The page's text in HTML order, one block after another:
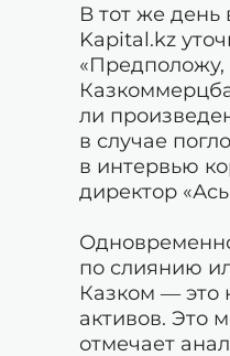
В тот же
Kapital.kz
«Предположу,
ли
в случае
в интервью
директор
по слиянию
Казком — это
активов. Это
отмечает